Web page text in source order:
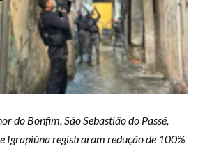
do Bonfim, São Sebastião do Passé,
Igrapiúna registraram redução de 100%